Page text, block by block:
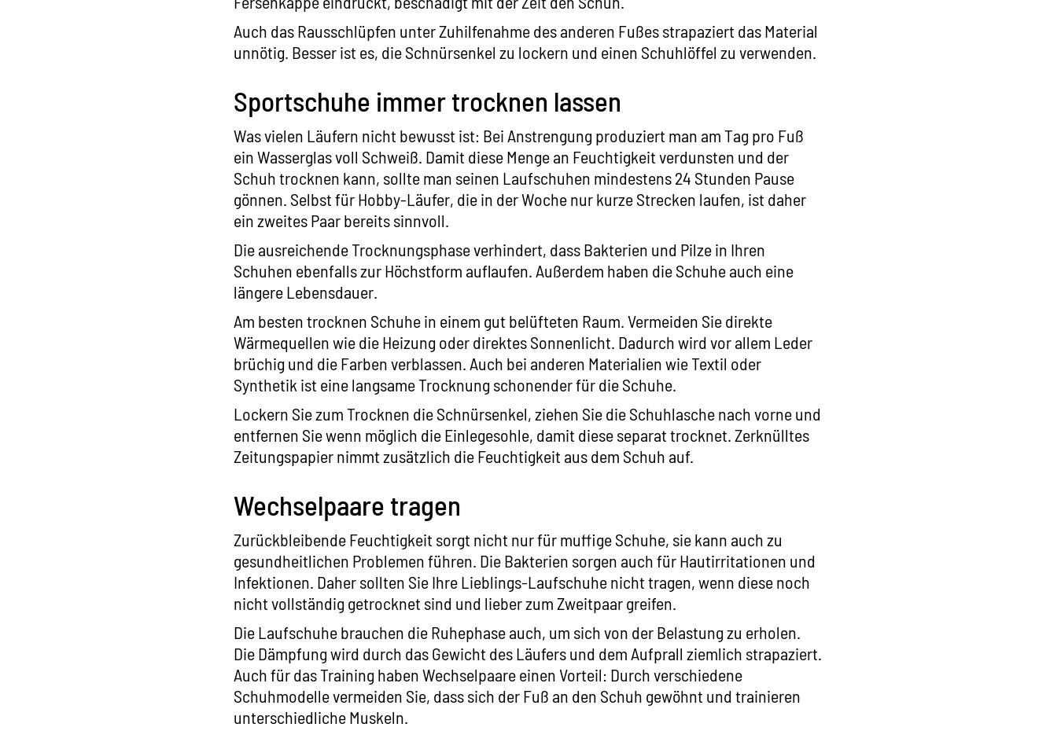
Auch das Rausschlüpfen unter Zuhilfenahme des anderen Fußes strapaziert das Material
unnötig. Besser ist es, die Schnürsenkel zu lockern und einen Schuhlöffel zu verwenden.
Sportschuhe immer trocknen lassen
Was vielen Läufern nicht bewusst ist: Bei Anstrengung produziert man am Tag pro Fuß
ein Wasserglas voll Schweiß. Damit diese Menge an Feuchtigkeit verdunsten und der
Schuh trocknen kann, sollte man seinen Laufschuhen mindestens 24 Stunden Pause
gönnen. Selbst für Hobby-Läufer, die in der Woche nur kurze Strecken laufen, ist daher
ein zweites Paar bereits sinnvoll.
Die ausreichende Trocknungsphase verhindert, dass Bakterien und Pilze in Ihren
Schuhen ebenfalls zur Höchstform auflaufen. Außerdem haben die Schuhe auch eine
längere Lebensdauer.
Am besten trocknen Schuhe in einem gut belüfteten Raum. Vermeiden Sie direkte
Wärmequellen wie die Heizung oder direktes Sonnenlicht. Dadurch wird vor allem Leder
brüchig und die Farben verblassen. Auch bei anderen Materialien wie Textil oder
Synthetik ist eine langsame Trocknung schonender für die Schuhe.
Lockern Sie zum Trocknen die Schnürsenkel, ziehen Sie die Schuhlasche nach vorne und
entfernen Sie wenn möglich die Einlegesohle, damit diese separat trocknet. Zerknülltes
Zeitungspapier nimmt zusätzlich die Feuchtigkeit aus dem Schuh auf.
Wechselpaare tragen
Zurückbleibende Feuchtigkeit sorgt nicht nur für muffige Schuhe, sie kann auch zu
gesundheitlichen Problemen führen. Die Bakterien sorgen auch für Hautirritationen und
Infektionen. Daher sollten Sie Ihre Lieblings-Laufschuhe nicht tragen, wenn diese noch
nicht vollständig getrocknet sind und lieber zum Zweitpaar greifen.
Die Laufschuhe brauchen die Ruhephase auch, um sich von der Belastung zu erholen.
Die Dämpfung wird durch das Gewicht des Läufers und dem Aufprall ziemlich strapaziert.
Auch für das Training haben Wechselpaare einen Vorteil: Durch verschiedene
Schuhmodelle vermeiden Sie, dass sich der Fuß an den Schuh gewöhnt und trainieren
unterschiedliche Muskeln.